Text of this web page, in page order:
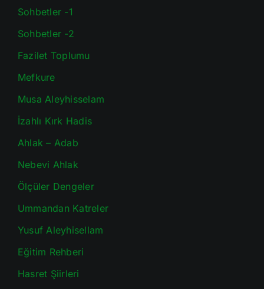
Sohbetler -1
Sohbetler -2
Fazilet Toplumu
Mefkure
Musa Aleyhisselam
İzahlı Kırk Hadis
Ahlak – Adab
Nebevi Ahlak
Ölçüler Dengeler
Ummandan Katreler
Yusuf Aleyhisellam
Eğitim Rehberi
Hasret Şiirleri